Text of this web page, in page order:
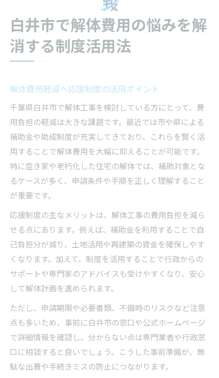
空き家や老朽化住宅の解体を安心して進め
るコツ
老朽化住宅の解体なら応援制度を賢く活用
老朽化住宅の解体は補助金でコストを抑え
応援制度を活かした解体工事の進め方とは
解体と補助金申請を同時に進める際の注意
点
千葉県白井市の解体実績から学ぶ制度活用
術
解体工事でよくある失敗とその防止策
安心して進めたい解体工事の補助申請ポイント
解体補助申請で押さえるべき必要書類と手
順
解体工事の補助を受けるためのチェックリ
スト
解体費用負担を減らすためのポイントとは
補助金申請でトラブルを防ぐ事前準備のコ
ツ
解体工事の無料見積もりを有効活用する方
法
補助金申請を成功させる白井市解体体験談
解体補助金を活用した体験談から学ぶ成功
例
白井市で解体費用の悩みを解
消する制度活用法
解体費用軽減へ応援制度の活用ポイント
千葉県白井市で解体工事を検討している方にとって、費
用負担の軽減は大きな課題です。最近では市や県による
補助金や助成制度が充実してきており、これらを賢く活
用することで解体費用を大幅に抑えることが可能です。
特に空き家や老朽化した住宅の解体では、補助対象とな
るケースが多く、申請条件や手順を正しく理解すること
が重要です。
応援制度の主なメリットは、解体工事の費用負担を減ら
せる点にあります。例えば、補助金を利用することで自
己負担分が減り、土地活用や再建築の資金を確保しやす
くなります。加えて、制度を活用することで行政からの
サポートや専門家のアドバイスも受けやすくなり、安心
して解体計画を進められます。
ただし、申請期限や必要書類、不備時のリスクなど注意
点も多いため、事前に白井市の窓口や公式ホームページ
で詳細情報を確認し、分からない点は専門業者や行政窓
口に相談すると良いでしょう。こうした事前準備が、無
駄な出費や手続きミスの防止につながります。